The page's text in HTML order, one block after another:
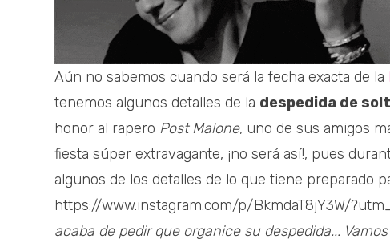
Aún no sabemos cuando será la fecha exacta de la
tenemos algunos detalles de la despedida de
honor al rapero Post Malone, uno de sus amigos
fiesta súper extravagante, ¡no será así!, pues
algunos de los detalles de lo que tiene preparado
https://www.instagram.com/p/BkmdaT8jY3W/
acaba de pedir que organice su despedida...